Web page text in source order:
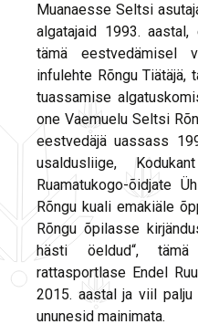
Muanaesse Seltsi
algatajaid 1993.
tämä eestvedämisel
infulehte Rõngu Tiätäjä,
tuassamise
one Vaemuelu Seltsi
eestvedäjä uassass
usaldusliige,
Ruamatukogo-õidjate
Rõngu kuali emakiäle
Rõngu õpilasse
hästi öeldud“,
rattasportlase Endel
2015. aastal ja viil
ununesid mainimata.